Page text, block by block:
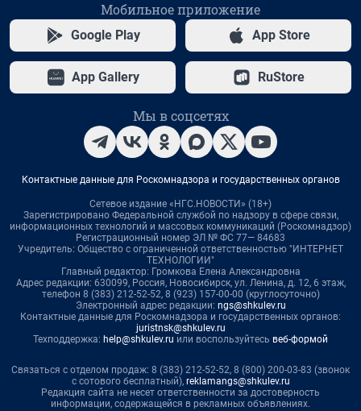
Мобильное приложение
Google Play App Store
App Gallery RuStore
Мы в соцсетях
Контактные данные для Роскомнадзора и государственных органов
Сетевое издание «НГС.НОВОСТИ» (18+)
Зарегистрировано Федеральной службой по надзору в сфере связи,
информационных технологий и массовых коммуникаций (Роскомнадзор)
Регистрационный номер ЭЛ № ФС 77— 84683
Учредитель: Общество с ограниченной ответственностью "ИНТЕРНЕТ
ТЕХНОЛОГИИ"
Главный редактор: Громкова Елена Александровна
Адрес редакции: 630099, Россия, Новосибирск, ул. Ленина, д. 12, 6 этаж,
телефон 8 (383) 212-52-52, 8 (923) 157-00-00 (круглосуточно)
Электронный адрес редакции: ngs@shkulev.ru
Контактные данные для Роскомнадзора и государственных органов:
juristnsk@shkulev.ru
Техподдержка: help@shkulev.ru или воспользуйтесь веб-формой
Связаться с отделом продаж: 8 (383) 212-52-52, 8 (800) 200-03-83 (звонок
с сотового бесплатный), reklamangs@shkulev.ru
Редакция сайта не несет ответственности за достоверность
информации, содержащейся в рекламных объявлениях.